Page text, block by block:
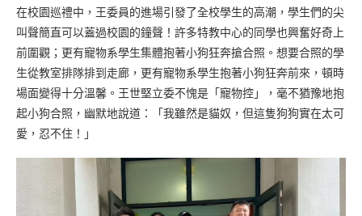
在校園巡禮中，王委員的進場引發了全校學生的高潮，學生們的尖
叫聲簡直可以蓋過校園的鐘聲！許多特教中心的同學也興奮好奇上
前圍觀；更有寵物系學生集體抱著小狗狂奔搶合照。想要合照的學
生從教室排隊排到走廊，更有寵物系學生抱著小狗狂奔前來，頓時
場面變得十分溫馨。王世堅立委不愧是「寵物控」，毫不猶豫地抱
起小狗合照，幽默地說道：「我雖然是貓奴，但這隻狗狗實在太可
愛，忍不住！」